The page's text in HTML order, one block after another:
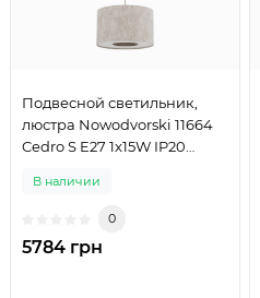
Подвесной светильник,
люстра Nowodvorski 11664
Cedro S E27 1x15W IP20
В наличии
0
5784 грн